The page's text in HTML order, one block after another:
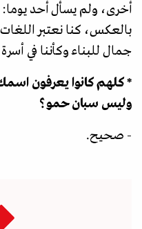
أخرى، ولم يسأل أحد
بالعكس، كنا نعتبر
جمال للبناء وكأننا في
* كلهم كانوا يعرفون
وليس سبان حمو؟
- صحيح.